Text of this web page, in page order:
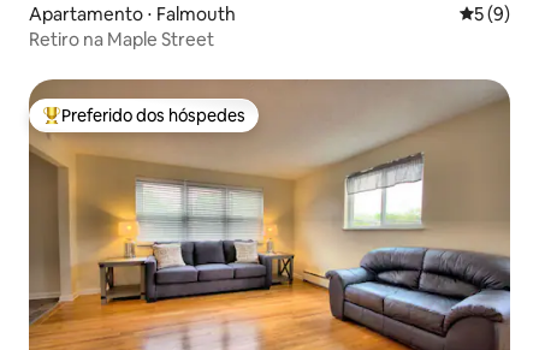
Apartamento ⋅ Falmouth 5 de
5 (9)
Retiro na Maple Street
Entre os melhores preferidos dos hóspedes
Preferido dos hóspedes